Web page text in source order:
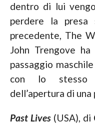
dentro di lui
perdere la
precedente, The
John Trengove
passaggio
con lo stesso
dell’apertura di
Past Lives(USA), di